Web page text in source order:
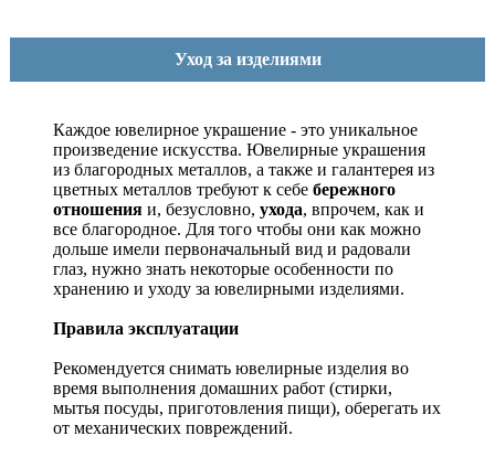
Уход за изделиями
Каждое ювелирное украшение - это уникальное
произведение искусства. Ювелирные украшения
из благородных металлов, а также и галантерея из
цветных металлов требуют к себе бережного
отношения и, безусловно, ухода, впрочем, как и
все благородное. Для того чтобы они как можно
дольше имели первоначальный вид и радовали
глаз, нужно знать некоторые особенности по
хранению и уходу за ювелирными изделиями.
Правила эксплуатации
Рекомендуется снимать ювелирные изделия во
время выполнения домашних работ (стирки,
мытья посуды, приготовления пищи), оберегать их
от механических повреждений.